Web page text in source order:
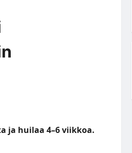
ja huilaa 4–6 viikkoa.